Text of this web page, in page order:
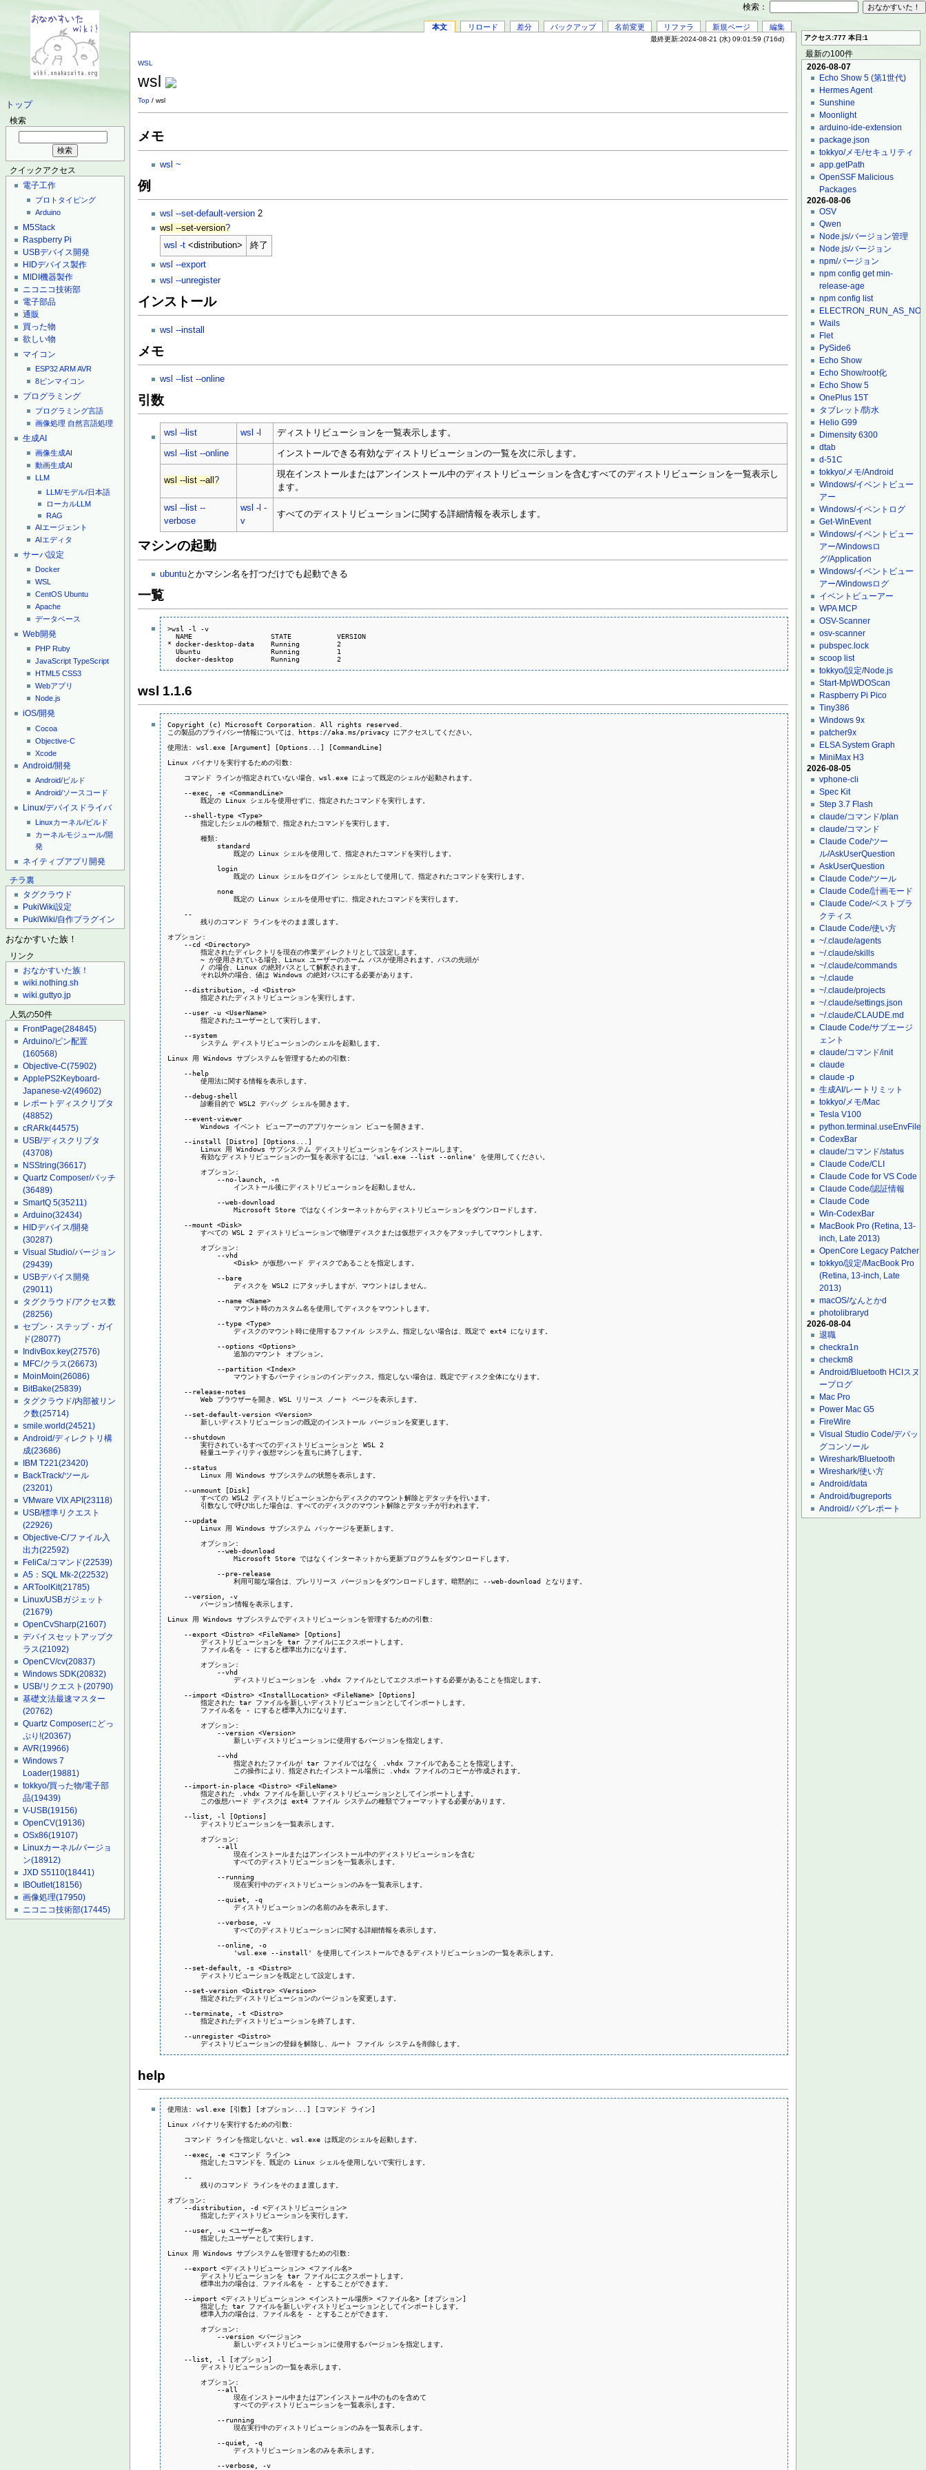
トップ
検索
クイックアクセス
電子工作
プロトタイピング
Arduino
M5Stack
Raspberry Pi
USBデバイス開発
HIDデバイス製作
MIDI機器製作
ニコニコ技術部
電子部品
通販
買った物
欲しい物
マイコン
ESP32ARMAVR
8ピンマイコン
プログラミング
プログラミング言語
画像処理 自然言語処理
生成AI
画像生成AI
動画生成AI
LLM
LLM/モデル/日本語
ローカルLLM
RAG
AIエージェント
AIエディタ
サーバ設定
Docker
WSL
CentOS Ubuntu
Apache
データベース
Web開発
PHP Ruby
JavaScript TypeScript
HTML5 CSS3
Webアプリ
Node.js
iOS/開発
Cocoa
Objective-C
Xcode
Android/開発
Android/ビルド
Android/ソースコード
Linux/デバイスドライバ
Linuxカーネル/ビルド
カーネルモジュール/開
発
ネイティブアプリ開発
チラ裏
タグクラウド
PukiWiki設定
PukiWiki/自作プラグイン
おなかすいた族！
リンク
おなかすいた族！
wiki.nothing.sh
wiki.guttyo.jp
人気の50件
FrontPage(284845)
Arduino/ピン配置
(160568)
Objective-C(75902)
ApplePS2Keyboard-
Japanese-v2(49602)
レポートディスクリプタ
(48852)
cRARk(44575)
USB/ディスクリプタ
(43708)
NSString(36617)
Quartz Composer/パッチ
(36489)
SmartQ 5(35211)
Arduino(32434)
HIDデバイス/開発
(30287)
Visual Studio/バージョン
(29439)
USBデバイス開発
(29011)
タグクラウド/アクセス数
(28256)
セブン・ステップ・ガイ
ド(28077)
IndivBox.key(27576)
MFC/クラス(26673)
MoinMoin(26086)
BitBake(25839)
タグクラウド/内部被リン
ク数(25714)
smile.world(24521)
Android/ディレクトリ構
成(23686)
IBM T221(23420)
BackTrack/ツール
(23201)
VMware VIX API(23118)
USB/標準リクエスト
(22926)
Objective-C/ファイル入
出力(22592)
FeliCa/コマンド(22539)
A5：SQL Mk-2(22532)
ARToolKit(21785)
Linux/USBガジェット
(21679)
OpenCvSharp(21607)
デバイスセットアップク
ラス(21092)
OpenCV/cv(20837)
Windows SDK(20832)
USB/リクエスト(20790)
基礎文法最速マスター
(20762)
Quartz Composerにどっ
ぷり!(20367)
AVR(19966)
Windows 7
Loader(19881)
tokkyo/買った物/電子部
品(19439)
V-USB(19156)
OpenCV(19136)
OSx86(19107)
Linuxカーネル/バージョ
ン(18912)
JXD S5110(18441)
IBOutlet(18156)
画像処理(17950)
ニコニコ技術部(17445)
本文 リロード 差分 バックアップ 名前変更 リファラ 新規ページ 編集
最終更新:2024-08-21 (水) 09:01:59 (716d)
WSL
wsl
Top / wsl
メモ
wsl ~
例
wsl --set-default-version 2
wsl --set-version?
wsl -t <distribution> 終了
wsl --export
wsl --unregister
インストール
wsl --install
メモ
wsl --list --online
引数
wsl --list wsl -l ディストリビューションを一覧表示します。
wsl --list --online インストールできる有効なディストリビューションの一覧を次に示します。
wsl --list --all?
現在インストールまたはアンインストール中のディストリビューションを含むすべてのディストリビューションを一覧表示し
ます。
wsl --list --
verbose
wsl -l -
v
すべてのディストリビューションに関する詳細情報を表示します。
マシンの起動
ubuntuとかマシン名を打つだけでも起動できる
一覧
>wsl -l -v
  NAME                   STATE           VERSION
* docker-desktop-data    Running         2
  Ubuntu                 Running         1
  docker-desktop         Running         2
wsl 1.1.6
Copyright (c) Microsoft Corporation. All rights reserved.
この製品のプライバシー情報については、https://aka.ms/privacy にアクセスしてください。
使用法: wsl.exe [Argument] [Options...] [CommandLine]
Linux バイナリを実行するための引数:
    コマンド ラインが指定されていない場合、wsl.exe によって既定のシェルが起動されます。
    --exec, -e <CommandLine>
        既定の Linux シェルを使用せずに、指定されたコマンドを実行します。
    --shell-type <Type>
        指定したシェルの種類で、指定されたコマンドを実行します。
        種類:
            standard
                既定の Linux シェルを使用して、指定されたコマンドを実行します。
            login
                既定の Linux シェルをログイン シェルとして使用して、指定されたコマンドを実行します。
            none
                既定の Linux シェルを使用せずに、指定されたコマンドを実行します。
    --
        残りのコマンド ラインをそのまま渡します。
オプション:
    --cd <Directory>
        指定されたディレクトリを現在の作業ディレクトリとして設定します。
        ~ が使用されている場合、Linux ユーザーのホーム パスが使用されます。パスの先頭が
        / の場合、Linux の絶対パスとして解釈されます。
        それ以外の場合、値は Windows の絶対パスにする必要があります。
    --distribution, -d <Distro>
        指定されたディストリビューションを実行します。
    --user -u <UserName>
        指定されたユーザーとして実行します。
    --system
        システム ディストリビューションのシェルを起動します。
Linux 用 Windows サブシステムを管理するための引数:
    --help
        使用法に関する情報を表示します。
    --debug-shell
        診断目的で WSL2 デバッグ シェルを開きます。
    --event-viewer
        Windows イベント ビューアーのアプリケーション ビューを開きます。
    --install [Distro] [Options...]
        Linux 用 Windows サブシステム ディストリビューションをインストールします。
        有効なディストリビューションの一覧を表示するには、'wsl.exe --list --online' を使用してください。
        オプション:
            --no-launch, -n
                インストール後にディストリビューションを起動しません。
            --web-download
                Microsoft Store ではなくインターネットからディストリビューションをダウンロードします。
    --mount <Disk>
        すべての WSL 2 ディストリビューションで物理ディスクまたは仮想ディスクをアタッチしてマウントします。
        オプション:
            --vhd
                <Disk> が仮想ハード ディスクであることを指定します。
            --bare
                ディスクを WSL2 にアタッチしますが、マウントはしません。
            --name <Name>
                マウント時のカスタム名を使用してディスクをマウントします。
            --type <Type>
                ディスクのマウント時に使用するファイル システム。指定しない場合は、既定で ext4 になります。
            --options <Options>
                追加のマウント オプション。
            --partition <Index>
                マウントするパーティションのインデックス。指定しない場合は、既定でディスク全体になります。
    --release-notes
        Web ブラウザーを開き、WSL リリース ノート ページを表示します。
    --set-default-version <Version>
        新しいディストリビューションの既定のインストール バージョンを変更します。
    --shutdown
        実行されているすべてのディストリビューションと WSL 2
        軽量ユーティリティ仮想マシンを直ちに終了します。
    --status
        Linux 用 Windows サブシステムの状態を表示します。
    --unmount [Disk]
        すべての WSL2 ディストリビューションからディスクのマウント解除とデタッチを行います。
        引数なしで呼び出した場合は、すべてのディスクのマウント解除とデタッチが行われます。
    --update
        Linux 用 Windows サブシステム パッケージを更新します。
        オプション:
            --web-download
                Microsoft Store ではなくインターネットから更新プログラムをダウンロードします。
            --pre-release
                利用可能な場合は、プレリリース バージョンをダウンロードします。暗黙的に --web-download となります。
    --version, -v
        バージョン情報を表示します。
Linux 用 Windows サブシステムでディストリビューションを管理するための引数:
    --export <Distro> <FileName> [Options]
        ディストリビューションを tar ファイルにエクスポートします。
        ファイル名を - にすると標準出力になります。
        オプション:
            --vhd
                ディストリビューションを .vhdx ファイルとしてエクスポートする必要があることを指定します。
    --import <Distro> <InstallLocation> <FileName> [Options]
        指定された tar ファイルを新しいディストリビューションとしてインポートします。
        ファイル名を - にすると標準入力になります。
        オプション:
            --version <Version>
                新しいディストリビューションに使用するバージョンを指定します。
            --vhd
                指定されたファイルが tar ファイルではなく .vhdx ファイルであることを指定します。
                この操作により、指定されたインストール場所に .vhdx ファイルのコピーが作成されます。
    --import-in-place <Distro> <FileName>
        指定された .vhdx ファイルを新しいディストリビューションとしてインポートします。
        この仮想ハード ディスクは ext4 ファイル システムの種類でフォーマットする必要があります。
    --list, -l [Options]
        ディストリビューションを一覧表示します。
        オプション:
            --all
                現在インストールまたはアンインストール中のディストリビューションを含む
                すべてのディストリビューションを一覧表示します。
            --running
                現在実行中のディストリビューションのみを一覧表示します。
            --quiet, -q
                ディストリビューションの名前のみを表示します。
            --verbose, -v
                すべてのディストリビューションに関する詳細情報を表示します。
            --online, -o
                'wsl.exe --install' を使用してインストールできるディストリビューションの一覧を表示します。
    --set-default, -s <Distro>
        ディストリビューションを既定として設定します。
    --set-version <Distro> <Version>
        指定されたディストリビューションのバージョンを変更します。
    --terminate, -t <Distro>
        指定されたディストリビューションを終了します。
    --unregister <Distro>
        ディストリビューションの登録を解除し、ルート ファイル システムを削除します。
help
使用法: wsl.exe [引数] [オプション...] [コマンド ライン]
Linux バイナリを実行するための引数:
    コマンド ラインを指定しないと、wsl.exe は既定のシェルを起動します。
    --exec, -e <コマンド ライン>
        指定したコマンドを、既定の Linux シェルを使用しないで実行します。
    --
        残りのコマンド ラインをそのまま渡します。
オプション:
    --distribution, -d <ディストリビューション>
        指定したディストリビューションを実行します。
    --user, -u <ユーザー名>
        指定したユーザーとして実行します。
Linux 用 Windows サブシステムを管理するための引数:
    --export <ディストリビューション> <ファイル名>
        ディストリビューションを tar ファイルにエクスポートします。
        標準出力の場合は、ファイル名を - とすることができます。
    --import <ディストリビューション> <インストール場所> <ファイル名> [オプション]
        指定した tar ファイルを新しいディストリビューションとしてインポートします。
        標準入力の場合は、ファイル名を - とすることができます。
        オプション:
            --version <バージョン>
                新しいディストリビューションに使用するバージョンを指定します。
    --list, -l [オプション]
        ディストリビューションの一覧を表示します。
        オプション:
            --all
                現在インストール中またはアンインストール中のものを含めて
                すべてのディストリビューションを一覧表示します。
            --running
                現在実行中のディストリビューションのみを一覧表示します。
            --quiet, -q
                ディストリビューション名のみを表示します。
            --verbose, -v
アクセス:777 本日:1
最新の100件
2026-08-07
Echo Show 5 (第1世代)
Hermes Agent
Sunshine
Moonlight
arduino-ide-extension
package.json
tokkyo/メモ/セキュリティ
app.getPath
OpenSSF Malicious
Packages
2026-08-06
OSV
Qwen
Node.js/バージョン管理
Node.js/バージョン
npm/バージョン
npm config get min-
release-age
npm config list
Wails
Flet
PySide6
Echo Show
Echo Show/root化
Echo Show 5
OnePlus 15T
タブレット/防水
Helio G99
Dimensity 6300
dtab
d-51C
tokkyo/メモ/Android
Windows/イベントビュー
アー
Windows/イベントログ
Get-WinEvent
Windows/イベントビュー
アー/Windowsロ
グ/Application
Windows/イベントビュー
アー/Windowsログ
イベントビューアー
WPA MCP
OSV-Scanner
osv-scanner
pubspec.lock
scoop list
tokkyo/設定/Node.js
Start-MpWDOScan
Raspberry Pi Pico
Tiny386
Windows 9x
patcher9x
ELSA System Graph
MiniMax H3
2026-08-05
vphone-cli
Spec Kit
Step 3.7 Flash
claude/コマンド/plan
claude/コマンド
Claude Code/ツー
ル/AskUserQuestion
AskUserQuestion
Claude Code/ツール
Claude Code/計画モード
Claude Code/ベストプラ
クティス
Claude Code/使い方
~/.claude/agents
~/.claude/skills
~/.claude/commands
~/.claude
~/.claude/projects
~/.claude/settings.json
~/.claude/CLAUDE.md
Claude Code/サブエージ
ェント
claude/コマンド/init
claude
claude -p
生成AI/レートリミット
tokkyo/メモ/Mac
Tesla V100
python.terminal.useEnvFile
CodexBar
claude/コマンド/status
Claude Code/CLI
Claude Code for VS Code
Claude Code/認証情報
Claude Code
Win-CodexBar
MacBook Pro (Retina, 13-
inch, Late 2013)
OpenCore Legacy Patcher
tokkyo/設定/MacBook Pro
(Retina, 13-inch, Late
2013)
macOS/なんとかd
photolibraryd
2026-08-04
退職
checkra1n
checkm8
Android/Bluetooth HCIスヌ
ープログ
Mac Pro
Power Mac G5
FireWire
Visual Studio Code/デバッ
グコンソール
Wireshark/Bluetooth
Wireshark/使い方
Android/data
Android/bugreports
Android/バグレポート
検索：